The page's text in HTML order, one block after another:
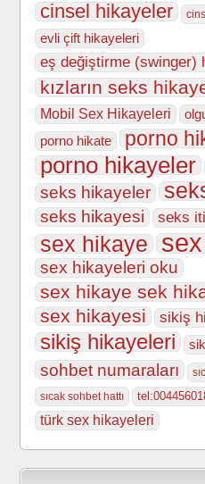
cinsel hikayeler
evli çift hikayeleri
eş değiştirme (swinger)
kızların seks
Mobil Sex Hikayeleri
porno hikate
porno
porno hikayeler
seks hikayeler
seks hikayesi seks
sex hikaye
sex hikayeleri oku
sex hikaye sek
sex hikayesi
sikiş
sikiş hikayeleri
sohbet numaraları
sıcak sohbet hattı
türk sex hikayeleri